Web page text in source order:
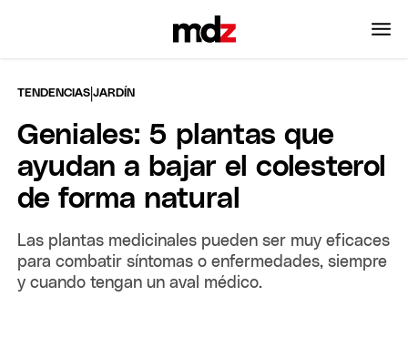
TENDENCIAS |JARDÍN
Geniales: 5 plantas que
ayudan a bajar el colesterol
de forma natural
Las plantas medicinales pueden ser muy eficaces
para combatir síntomas o enfermedades, siempre
y cuando tengan un aval médico.